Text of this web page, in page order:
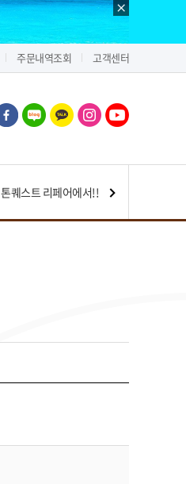
주문내역조회 고객센터
톤퀘스트 리페어에서!!